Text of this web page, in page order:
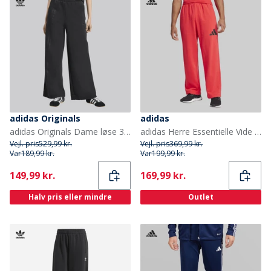
adidas Originals
adidas Originals Dame løse 3 striber brede joggingbukser Sort
Vejl. pris529,99 kr.
Var189,99 kr.
Current
149,99 kr.
Halv pris eller mindre
adidas
adidas Herre Essentielle Vide Ben 3 Stribe Logo Joggingbukser Pure Ruby/Sort
Vejl. pris369,99 kr.
Var199,99 kr.
Current
169,99 kr.
Outlet